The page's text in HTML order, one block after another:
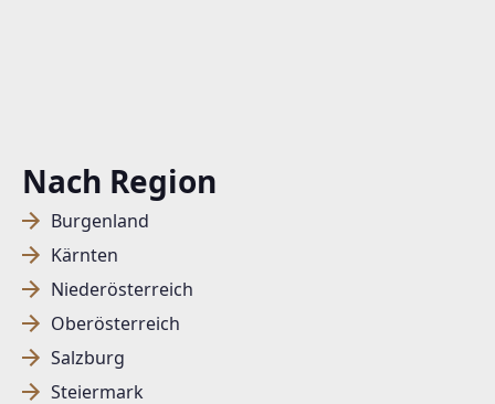
Nach Region
Burgenland
Kärnten
Niederösterreich
Oberösterreich
Salzburg
Steiermark